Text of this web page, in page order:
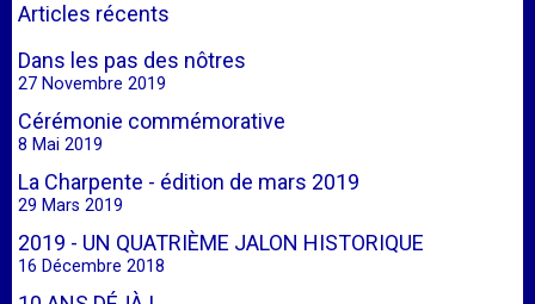
Articles récents
Dans les pas des nôtres
27 Novembre 2019
Cérémonie commémorative
8 Mai 2019
La Charpente - édition de mars 2019
29 Mars 2019
2019 - UN QUATRIÈME JALON HISTORIQUE
16 Décembre 2018